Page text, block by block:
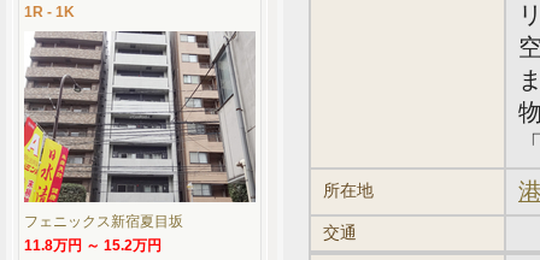
所在地
交通
1R - 1K
フェニックス新宿夏目坂
11.8万円 ～ 15.2万円